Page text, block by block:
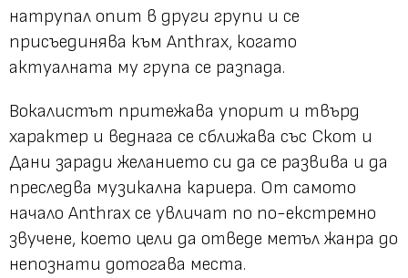
натрупал опит в други групи и се
присъединява към Anthrax, когато
актуалната му група се разпада.
Вокалистът притежава упорит и твърд
характер и веднага се сближава със Скот и
Дани заради желанието си да се развива и да
преследва музикална кариера. От самото
начало Anthrax се увличат по по-екстремно
звучене, което цели да отведе метъл жанра до
непознати дотогава места.